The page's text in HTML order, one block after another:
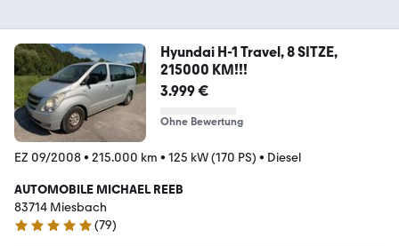
Hyundai H-1 Travel, 8 SITZE,
215000 KM!!!
3.999 €
Ohne Bewertung
EZ 09/2008• 215.000 km • 125 kW (170 PS) • Diesel
AUTOMOBILE MICHAEL REEB
83714 Miesbach
4.8 Sterne
(79)